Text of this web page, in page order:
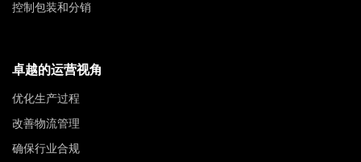
控制包装和分销
卓越的运营视角
优化生产过程
改善物流管理
确保行业合规